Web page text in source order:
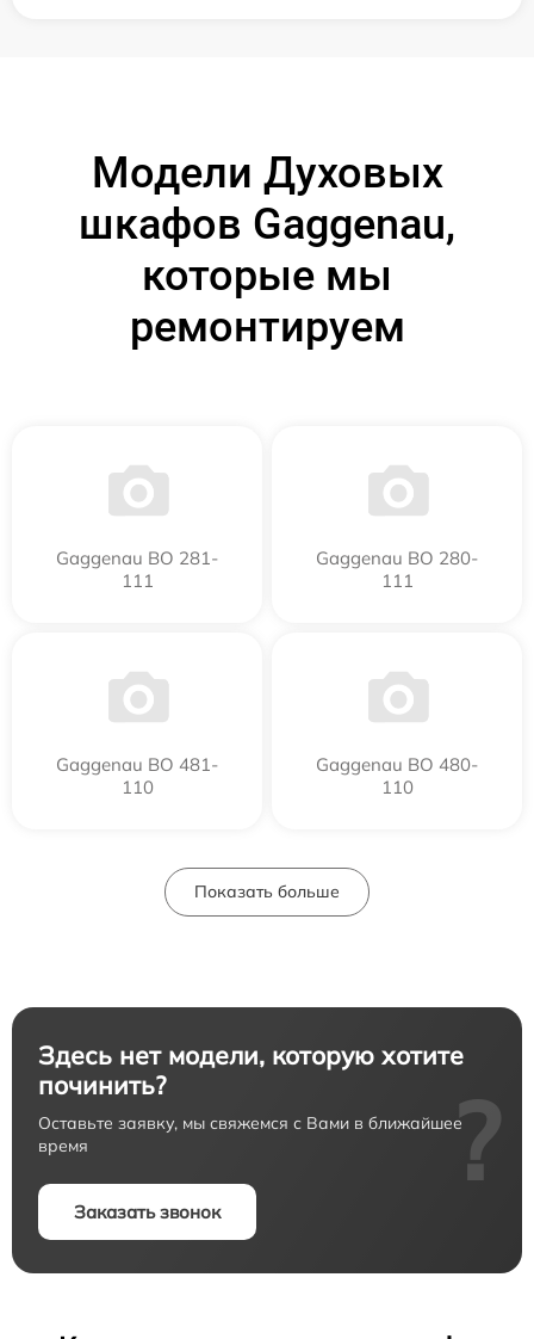
Модели Духовых
шкафов Gaggenau,
которые мы
ремонтируем
Gaggenau BO 281-
111
Gaggenau BO 280-
111
Gaggenau BO 481-
110
Gaggenau BO 480-
110
Показать больше
Здесь нет модели, которую хотите
починить?
Оставьте заявку, мы свяжемся с Вами в ближайшее
время
Заказать звонок
?